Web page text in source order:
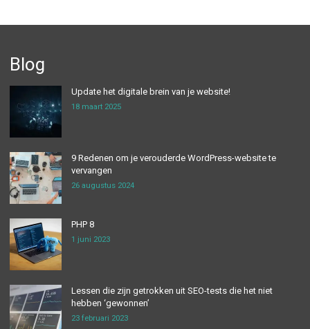
Blog
Update het digitale brein van je website!
18 maart 2025
9 Redenen om je verouderde WordPress-website te
vervangen
26 augustus 2024
PHP 8
1 juni 2023
Lessen die zijn getrokken uit SEO-tests die het niet
hebben ‘gewonnen’
23 februari 2023